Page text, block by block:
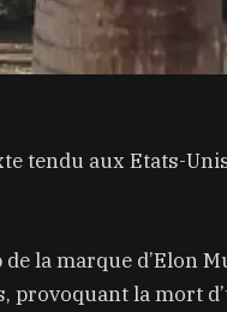
tendu aux Etats-
la marque d’Elon
provoquant la mort